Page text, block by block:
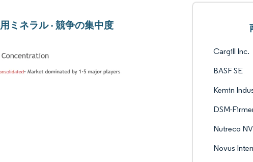
ミネラル - 競争の集中度
Cargill Inc.
BASF SE
Kemin
DSM-
Nutreco NV
Novus